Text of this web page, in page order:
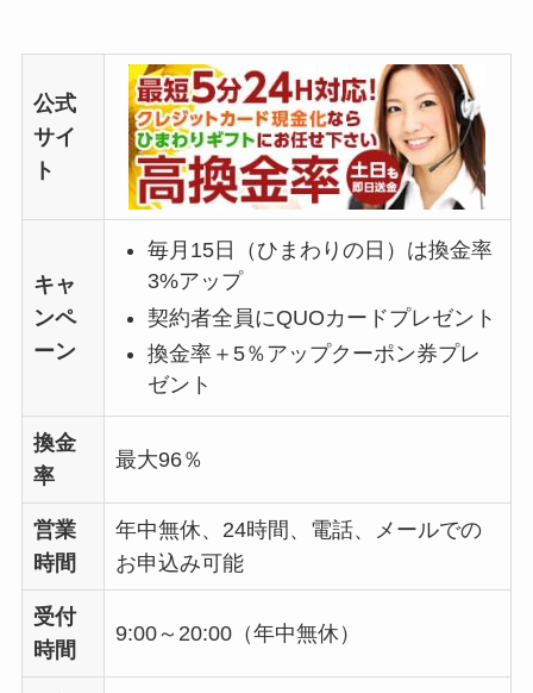
公式
サイ
ト
キャ
ンペ
ーン
毎月15日（ひまわりの日）は換金率
3%アップ
契約者全員にQUOカードプレゼント
換金率＋5％アップクーポン券プレ
ゼント
換金
率
最大96％
営業
時間
年中無休、24時間、電話、メールでの
お申込み可能
受付
時間
9:00～20:00（年中無休）